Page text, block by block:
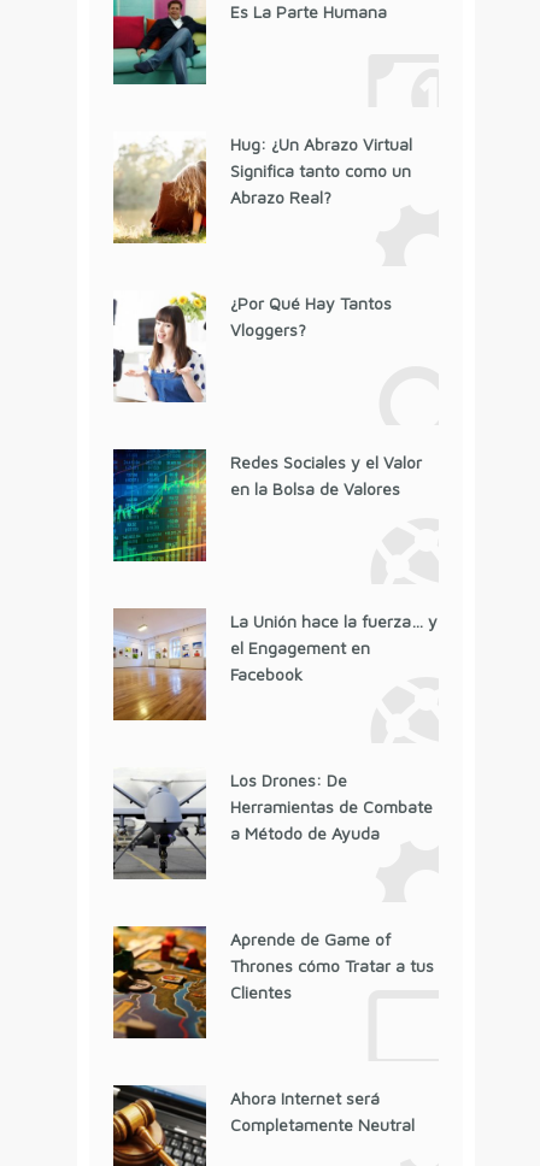
Es La Parte Humana
Hug: ¿Un Abrazo Virtual
Significa tanto como un
Abrazo Real?
¿Por Qué Hay Tantos
Vloggers?
Redes Sociales y el Valor
en la Bolsa de Valores
La Unión hace la fuerza… y
el Engagement en
Facebook
Los Drones: De
Herramientas de Combate
a Método de Ayuda
Aprende de Game of
Thrones cómo Tratar a tus
Clientes
Ahora Internet será
Completamente Neutral